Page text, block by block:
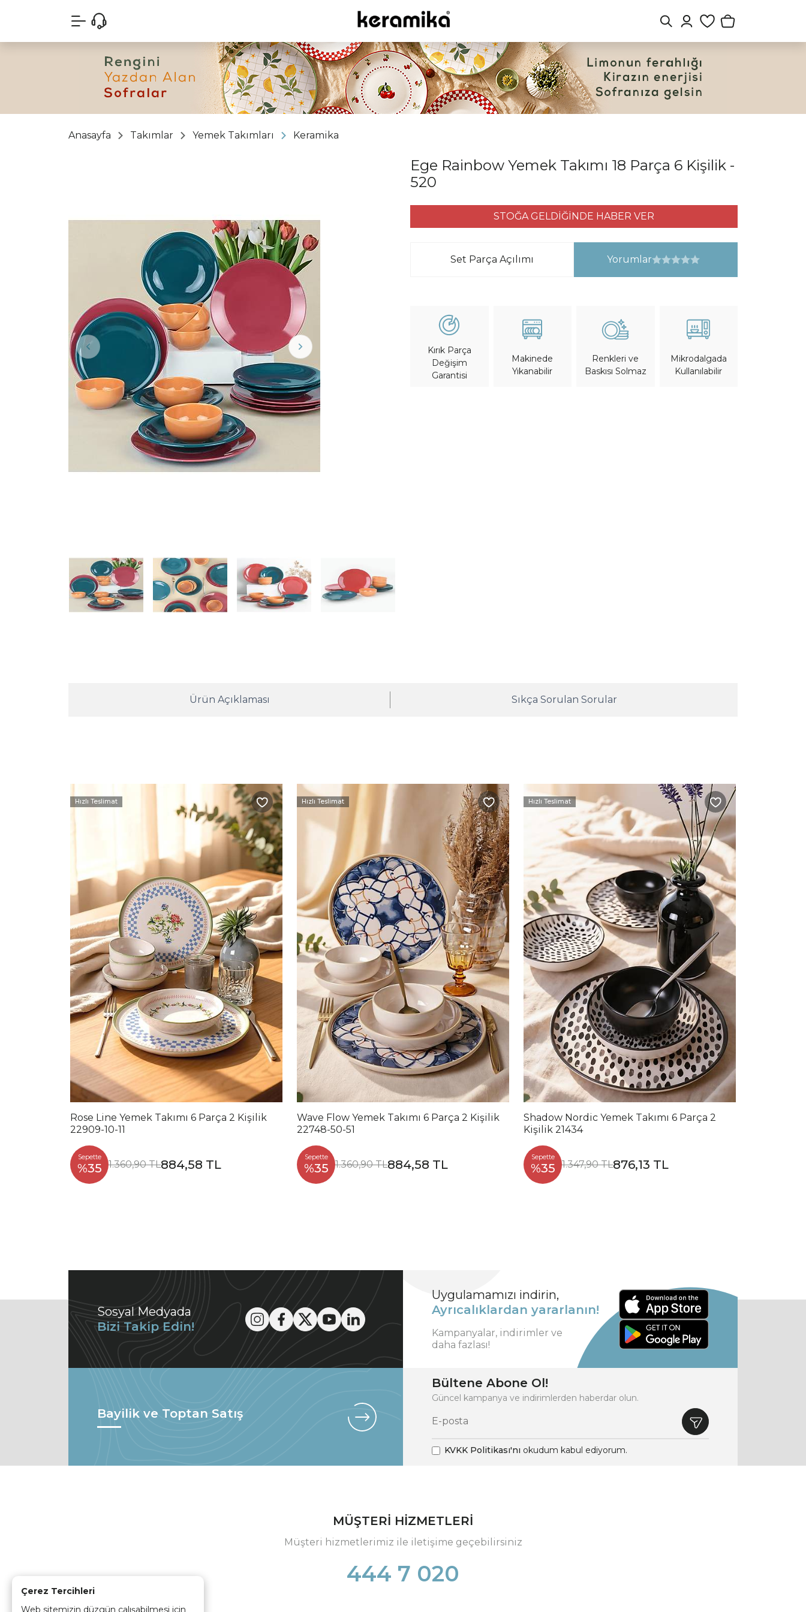
Çerez Tercihleri
Web sitemizin düzgün çalışabilmesi için
Anasayfa Takımlar Yemek Takımları Keramika
Ege Rainbow Yemek Takımı 18 Parça 6 Kişilik -
520
STOĞA GELDİĞİNDE HABER VER
Set Parça Açılımı Yorumlar
Kırık Parça
Değişim
Garantisi
Makinede
Yıkanabilir
Renkleri ve
Baskısı Solmaz
Mikrodalgada
Kullanılabilir
Ürün Açıklaması Sıkça Sorulan Sorular
Hızlı Teslimat
Rose Line Yemek Takımı 6 Parça 2 Kişilik
22909-10-11
Sepette
%35 1.360,90 TL884,58 TL
Hızlı Teslimat
Wave Flow Yemek Takımı 6 Parça 2 Kişilik
22748-50-51
Sepette
%35 1.360,90 TL884,58 TL
Hızlı Teslimat
Shadow Nordic Yemek Takımı 6 Parça 2
Kişilik 21434
Sepette
%35 1.347,90 TL876,13 TL
Sosyal Medyada
Bizi Takip Edin!
Uygulamamızı indirin,
Ayrıcalıklardan yararlanın!
Kampanyalar, indirimler ve
daha fazlası!
Bayilik ve Toptan Satış
Bültene Abone Ol!
Güncel kampanya ve indirimlerden haberdar olun.
KVKK Politikası'nı okudum kabul ediyorum.
MÜŞTERİ HİZMETLERİ
Müşteri hizmetlerimiz ile iletişime geçebilirsiniz
444 7 020